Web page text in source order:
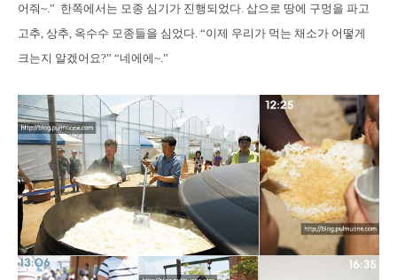
어줘~.” 한쪽에서는 모종 심기가 진행되었다. 삽으로 땅에 구멍을 파고
고추, 상추, 옥수수 모종들을 심었다. “이제 우리가 먹는 채소가 어떻게
크는지 알겠어요?” “네에에~.”